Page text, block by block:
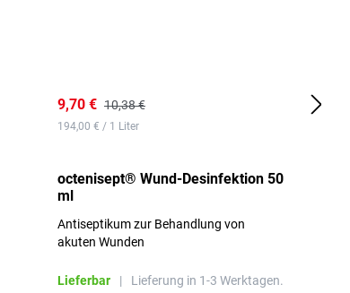
9,70 € 10,38 €
194,00 € / 1 Liter
octenisept® Wund-Desinfektion 50
ml
Antiseptikum zur Behandlung von
akuten Wunden
Lieferbar | Lieferung in 1-3 Werktagen.